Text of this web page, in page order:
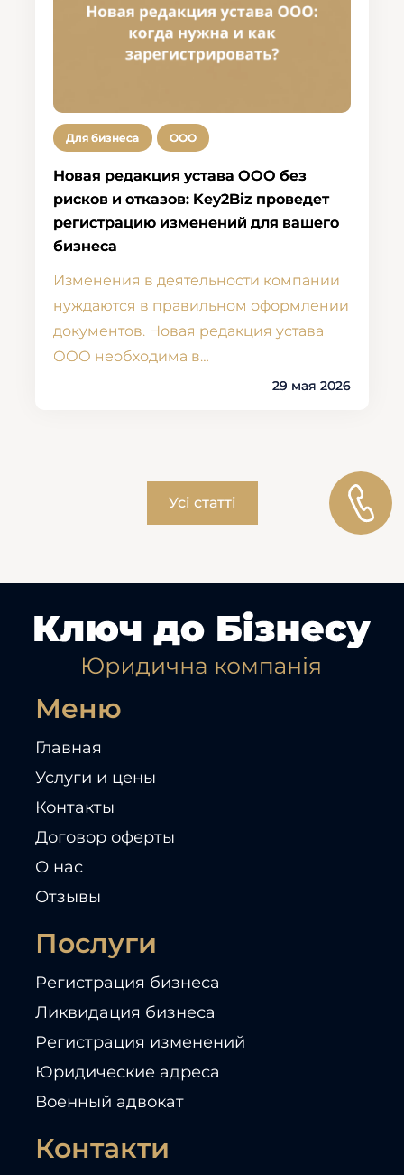
Для бизнеса ООО
Новая редакция устава ООО без
рисков и отказов: Key2Biz проведет
регистрацию изменений для вашего
бизнеса
Изменения в деятельности компании
нуждаются в правильном оформлении
документов. Новая редакция устава
ООО необходима в…
29 мая 2026
Усі статті
Меню
Главная
Услуги и цены
Контакты
Договор оферты
О нас
Отзывы
Послуги
Регистрация бизнеса
Ликвидация бизнеса
Регистрация изменений
Юридические адреса
Военный адвокат
Контакти